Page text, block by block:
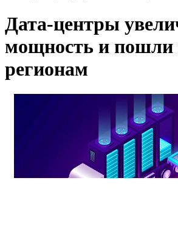
Дата-центры
мощность и пошли
регионам